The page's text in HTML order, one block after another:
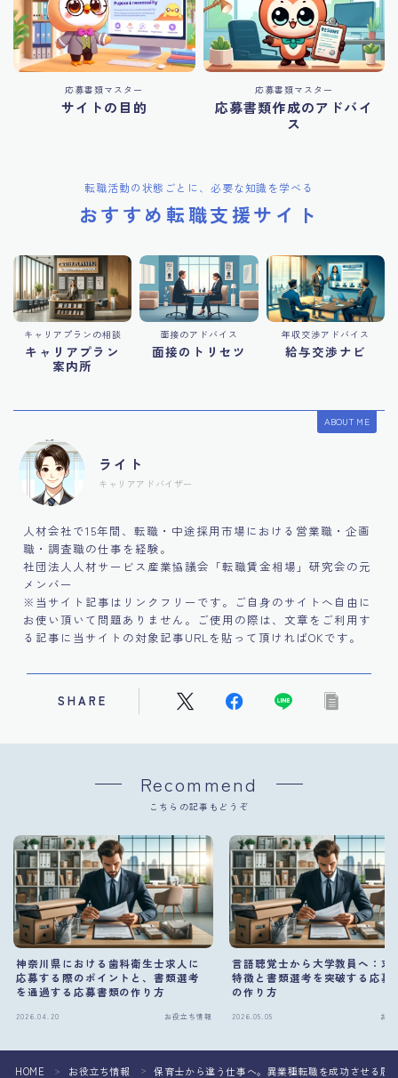
応募書類マスター
サイトの目的
応募書類マスター
応募書類作成のアドバイ
ス
転職活動の状態ごとに、必要な知識を学べる
おすすめ転職支援サイト
キャリアプランの相談
キャリアプラン
案内所
面接のアドバイス
面接のトリセツ
年収交渉アドバイス
給与交渉ナビ
ABOUT ME
ライト
キャリアアドバイザー
人材会社で15年間、転職・中途採用市場における営業職・企画
職・調査職の仕事を経験。
社団法人人材サービス産業協議会「転職賃金相場」研究会の元
メンバー
※当サイト記事はリンクフリーです。ご自身のサイトへ自由に
お使い頂いて問題ありません。ご使用の際は、文章をご利用す
る記事に当サイトの対象記事URLを貼って頂ければOKです。
SHARE
Recommend
こちらの記事もどうぞ
神奈川県における歯科衛生士求人に
応募する際のポイントと、書類選考
を通過する応募書類の作り方
2026.04.20 お役立ち情報
言語聴覚士から大学教員へ：求
特徴と書類選考を突破する応募
の作り方
2026.05.05 お
HOME ＞ お役立ち情報 ＞ 保育士から違う仕事へ。異業種転職を成功させる履